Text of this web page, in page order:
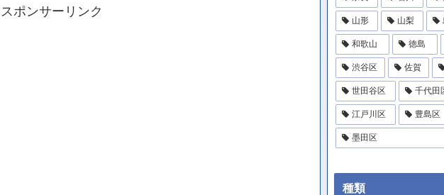
スポンサーリンク
山形 山梨
和歌山 徳島
渋谷区 佐賀
世田谷区 千代田
江戸川区 豊島区
墨田区
種類